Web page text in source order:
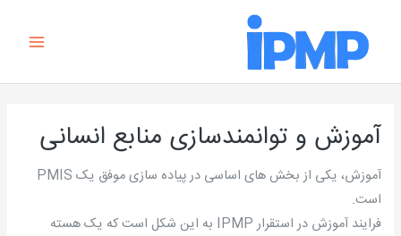
آموزش و توانمندسازی منابع انسانی
آموزش، یکی از بخش های اساسی در پیاده سازی موفق یک PMIS
است.
فرایند آموزش در استقرار IPMP به این شکل است که یک هسته